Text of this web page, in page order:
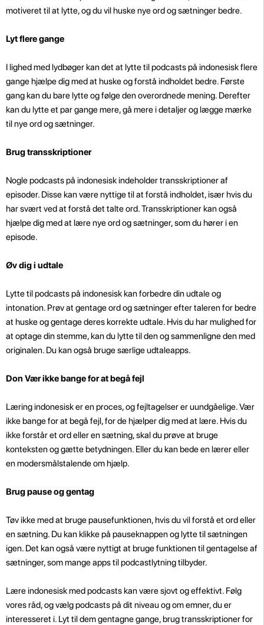
motiveret til at lytte, og du vil huske nye ord og sætninger bedre.
Lyt flere gange
I lighed med lydbøger kan det at lytte til podcasts på indonesisk flere
gange hjælpe dig med at huske og forstå indholdet bedre. Første
gang kan du bare lytte og følge den overordnede mening. Derefter
kan du lytte et par gange mere, gå mere i detaljer og lægge mærke
til nye ord og sætninger.
Brug transskriptioner
Nogle podcasts på indonesisk indeholder transskriptioner af
episoder. Disse kan være nyttige til at forstå indholdet, især hvis du
har svært ved at forstå det talte ord. Transskriptioner kan også
hjælpe dig med at lære nye ord og sætninger, som du hører i en
episode.
Øv dig i udtale
Lytte til podcasts på indonesisk kan forbedre din udtale og
intonation. Prøv at gentage ord og sætninger efter taleren for bedre
at huskeog gentage deres korrekte udtale. Hvis du har mulighed for
at optage din stemme, kan du lytte til den og sammenligne den med
originalen. Du kan også bruge særlige udtaleapps.
Don Vær ikke bange for at begå fejl
Læring indonesisk er en proces, og fejltagelser er uundgåelige. Vær
ikke bange for at begå fejl, for de hjælper dig med at lære. Hvis du
ikke forstår et ord eller en sætning, skal du prøve at bruge
konteksten og gætte betydningen. Eller du kan bede en lærer eller
en modersmålstalende om hjælp.
Brug pause og gentag
Tøv ikke med at bruge pausefunktionen, hvis du vil forstå et ord eller
en sætning. Du kan klikke på pauseknappen og lytte til sætningen
igen. Det kan også være nyttigt at bruge funktionen til gentagelse af
sætninger, som mange apps til podcastlytning tilbyder.
Lære indonesisk med podcasts kan være sjovt og effektivt. Følg
vores råd, og vælg podcasts på dit niveau og om emner, du er
interesseret i. Lyt til dem gentagne gange, brug transskriptioner for